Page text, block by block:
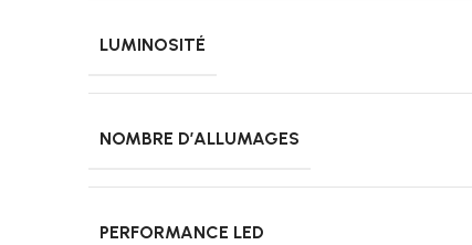
LUMINOSITÉ
NOMBRE D’ALLUMAGES
PERFORMANCE LED